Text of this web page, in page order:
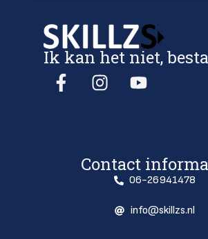
Ik kan het niet,
Contact
06-26941478
info@skillzs.nl